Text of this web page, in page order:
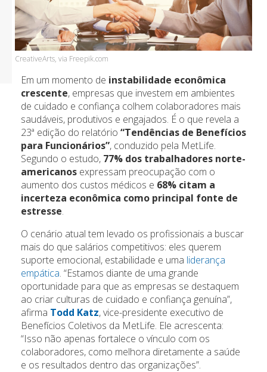
CreativeArts, via Freepik.com
Em um momento de instabilidade econômica
crescente, empresas que investem em ambientes
de cuidado e confiança colhem colaboradores mais
saudáveis, produtivos e engajados. É o que revela a
23ª edição do relatório “Tendências de Benefícios
para Funcionários”, conduzido pela MetLife.
Segundo o estudo, 77% dos trabalhadores norte-
americanos expressam preocupação com o
aumento dos custos médicos e 68% citam a
incerteza econômica como principal fonte de
estresse.
O cenário atual tem levado os profissionais a buscar
mais do que salários competitivos: eles querem
suporte emocional, estabilidade e uma liderança
empática. “Estamos diante de uma grande
oportunidade para que as empresas se destaquem
ao criar culturas de cuidado e confiança genuína”,
afirma Todd Katz, vice-presidente executivo de
Benefícios Coletivos da MetLife. Ele acrescenta:
“Isso não apenas fortalece o vínculo com os
colaboradores, como melhora diretamente a saúde
e os resultados dentro das organizações”.